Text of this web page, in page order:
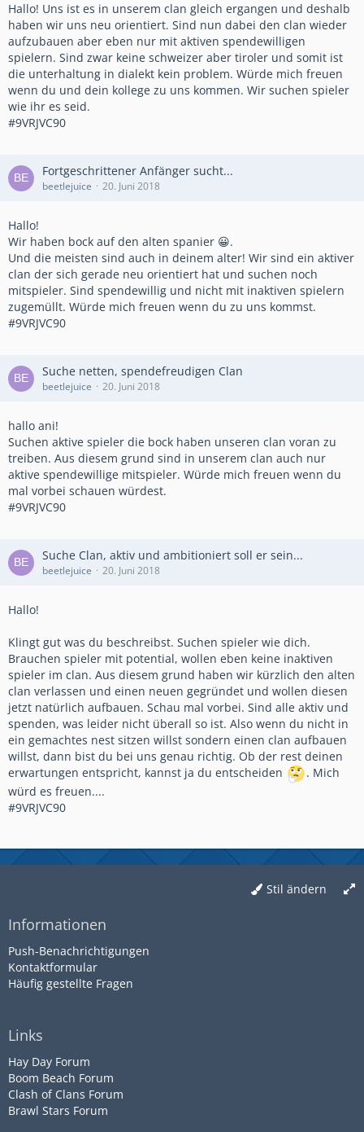
Hallo! Uns ist es in unserem clan gleich ergangen und deshalb
haben wir uns neu orientiert. Sind nun dabei den clan wieder
aufzubauen aber eben nur mit aktiven spendewilligen
spielern. Sind zwar keine schweizer aber tiroler und somit ist
die unterhaltung in dialekt kein problem. Würde mich freuen
wenn du und dein kollege zu uns kommen. Wir suchen spieler
wie ihr es seid.
#9VRJVC90
Fortgeschrittener Anfänger sucht...
beetlejuice 20. Juni 2018
Hallo!
Wir haben bock auf den alten spanier 😀.
Und die meisten sind auch in deinem alter! Wir sind ein aktiver
clan der sich gerade neu orientiert hat und suchen noch
mitspieler. Sind spendewillig und nicht mit inaktiven spielern
zugemüllt. Würde mich freuen wenn du zu uns kommst.
#9VRJVC90
Suche netten, spendefreudigen Clan
beetlejuice 20. Juni 2018
hallo ani!
Suchen aktive spieler die bock haben unseren clan voran zu
treiben. Aus diesem grund sind in unserem clan auch nur
aktive spendewillige mitspieler. Würde mich freuen wenn du
mal vorbei schauen würdest.
#9VRJVC90
Suche Clan, aktiv und ambitioniert soll er sein...
beetlejuice 20. Juni 2018
Hallo!
Klingt gut was du beschreibst. Suchen spieler wie dich.
Brauchen spieler mit potential, wollen eben keine inaktiven
spieler im clan. Aus diesem grund haben wir kürzlich den alten
clan verlassen und einen neuen gegründet und wollen diesen
jetzt natürlich aufbauen. Schau mal vorbei. Sind alle aktiv und
spenden, was leider nicht überall so ist. Also wenn du nicht in
ein gemachtes nest sitzen willst sondern einen clan aufbauen
willst, dann bist du bei uns genau richtig. Ob der rest deinen
erwartungen entspricht, kannst ja du entscheiden
. Mich
würd es freuen....
#9VRJVC90
Stil ändern
Informationen
Push-Benachrichtigungen
Kontaktformular
Häufig gestellte Fragen
Links
Hay Day Forum
Boom Beach Forum
Clash of Clans Forum
Brawl Stars Forum